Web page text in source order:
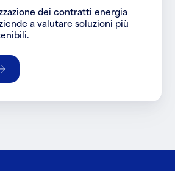
dei contratti energia
a valutare soluzioni più